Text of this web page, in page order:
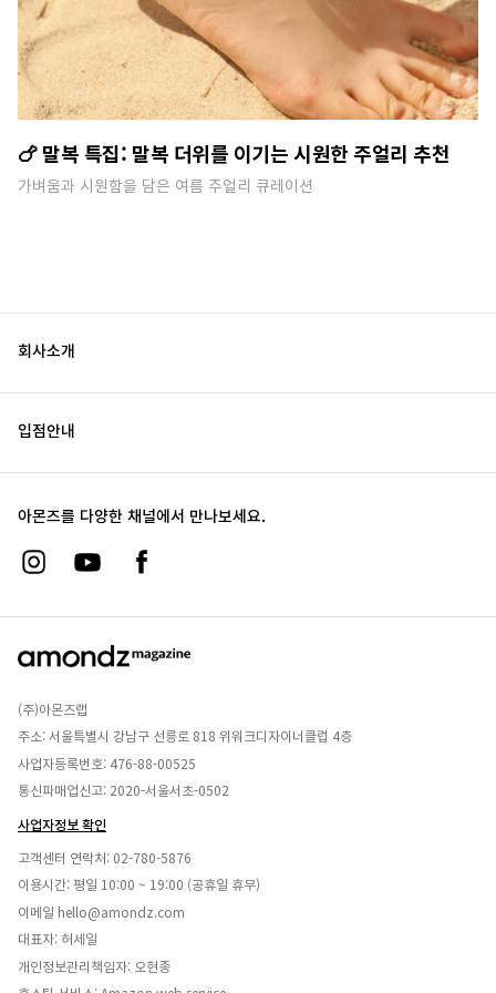
🍗 말복 특집: 말복 더위를 이기는 시원한 주얼리 추천
가벼움과 시원함을 담은 여름 주얼리 큐레이션
회사소개
입점안내
아몬즈를 다양한 채널에서 만나보세요.
(주)아몬즈랩
주소: 서울특별시 강남구 선릉로 818 위워크디자이너클럽 4층
사업자등록번호: 476-88-00525
통신파매업신고: 2020-서울서초-0502
사업자정보 확인
고객센터 연락처: 02-780-5876
이용시간: 평일 10:00 ~ 19:00 (공휴일 휴무)
이메일 hello@amondz.com
대표자: 허세일
개인정보관리책임자: 오현종